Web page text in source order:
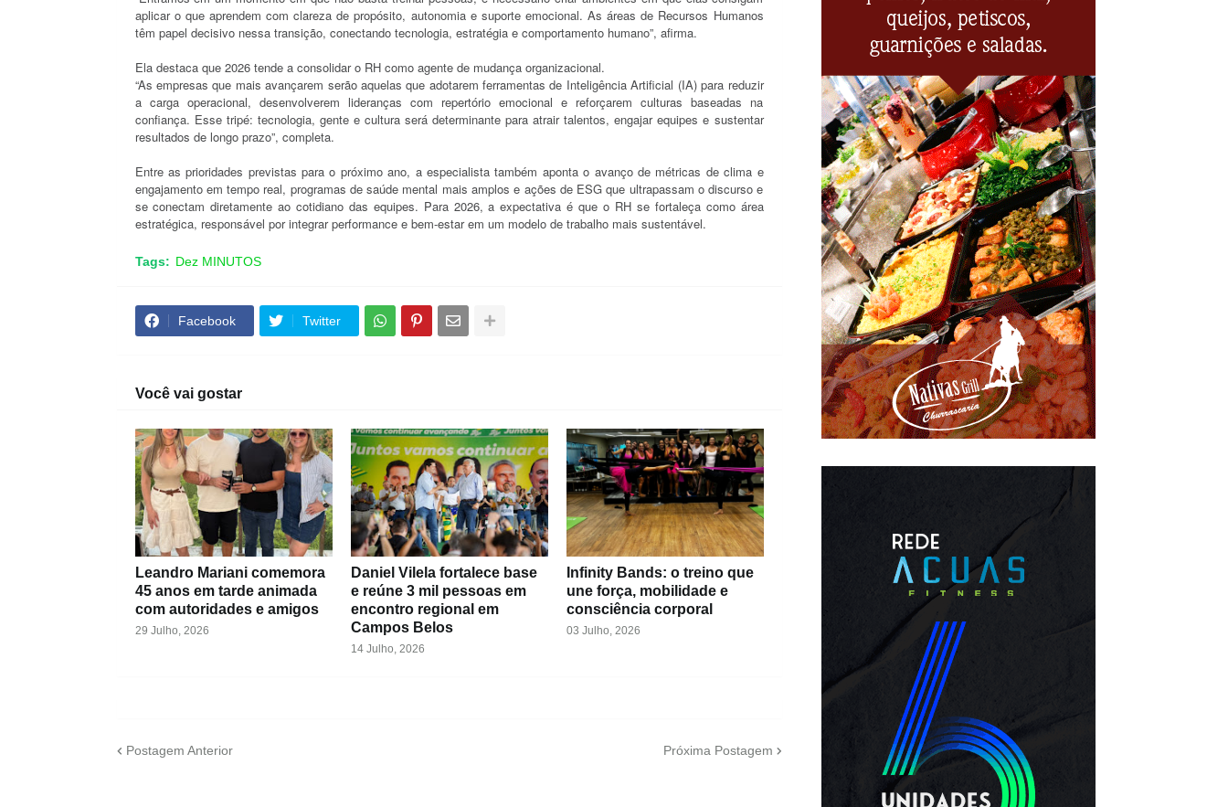
aplicar o que aprendem com clareza de propósito, autonomia e suporte emocional. As áreas de Recursos Humanos
têm papel decisivo nessa transição, conectando tecnologia, estratégia e comportamento humano”, afirma.
Ela destaca que 2026 tende a consolidar o RH como agente de mudança organizacional.
“As empresas que mais avançarem serão aquelas que adotarem ferramentas de Inteligência Artificial (IA) para reduzir
a carga operacional, desenvolverem lideranças com repertório emocional e reforçarem culturas baseadas na
confiança. Esse tripé: tecnologia, gente e cultura será determinante para atrair talentos, engajar equipes e sustentar
resultados de longo prazo”, completa.
Entre as prioridades previstas para o próximo ano, a especialista também aponta o avanço de métricas de clima e
engajamento em tempo real, programas de saúde mental mais amplos e ações de ESG que ultrapassam o discurso e
se conectam diretamente ao cotidiano das equipes. Para 2026, a expectativa é que o RH se fortaleça como área
estratégica, responsável por integrar performance e bem-estar em um modelo de trabalho mais sustentável.
Tags: Dez MINUTOS
Facebook Twitter
Você vai gostar
Leandro Mariani comemora
45 anos em tarde animada
com autoridades e amigos
29 Julho, 2026
Daniel Vilela fortalece base
e reúne 3 mil pessoas em
encontro regional em
Campos Belos
14 Julho, 2026
Infinity Bands: o treino que
une força, mobilidade e
consciência corporal
03 Julho, 2026
Postagem Anterior Próxima Postagem